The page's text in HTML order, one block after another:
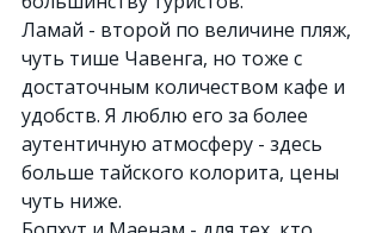
Ламай - второй по величине пляж,
чуть тише Чавенга, но тоже с
достаточным количеством кафе и
удобств. Я люблю его за более
аутентичную атмосферу - здесь
больше тайского колорита, цены
чуть ниже.